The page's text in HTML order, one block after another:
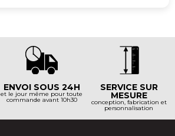
ENVOI SOUS 24H
et le jour même pour toute
commande avant 10h30
SERVICE SUR
MESURE
conception, fabrication et
personnalisation